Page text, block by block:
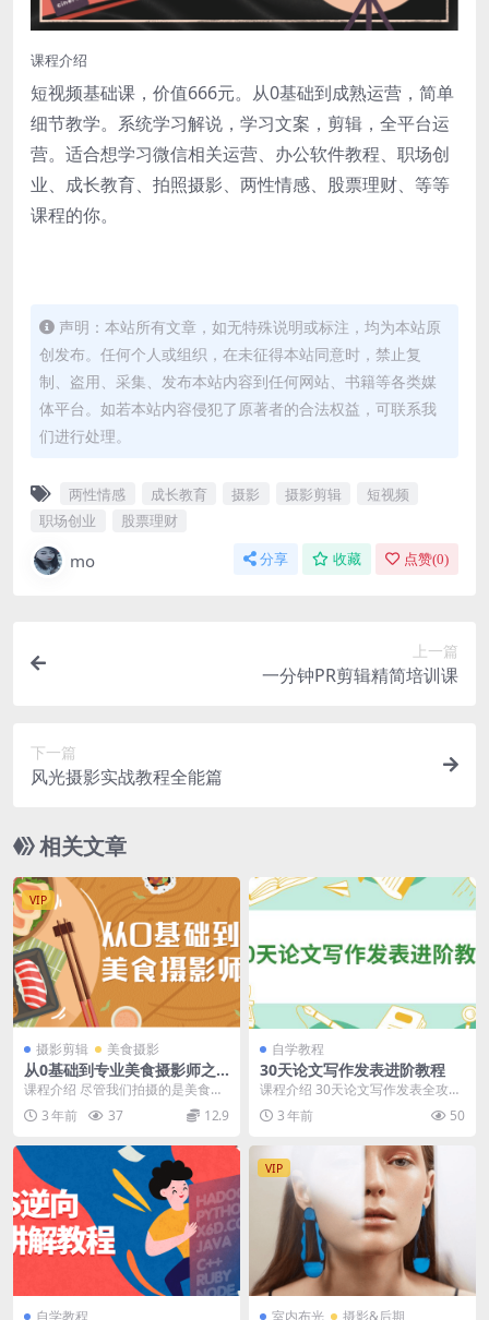
课程介绍
短视频基础课，价值666元。从0基础到成熟运营，简单
细节教学。系统学习解说，学习文案，剪辑，全平台运
营。适合想学习微信相关运营、办公软件教程、职场创
业、成长教育、拍照摄影、两性情感、股票理财、等等
课程的你。
声明：本站所有文章，如无特殊说明或标注，均为本站原
创发布。任何个人或组织，在未征得本站同意时，禁止复
制、盗用、采集、发布本站内容到任何网站、书籍等各类媒
体平台。如若本站内容侵犯了原著者的合法权益，可联系我
们进行处理。
两性情感 成长教育 摄影 摄影剪辑
短视频
职场创业
股票理财
mo 分享 收藏 点赞(0)
上一篇
一分钟PR剪辑精简培训课
下一篇
风光摄影实战教程全能篇
相关文章
VIP
摄影剪辑 美食摄影
从0基础到专业美食摄影师之
路
课程介绍 尽管我们拍摄的是美食，
但画面内容并不能仅仅是美食本
身，太过写实在视觉上...
3 年前 37 12.9
自学教程
30天论文写作发表进阶教程
课程介绍 30天论文写作发表全攻
略，我们会用分分钟能上手的各种
绝招，30天内，线...
3 年前 50
VIP